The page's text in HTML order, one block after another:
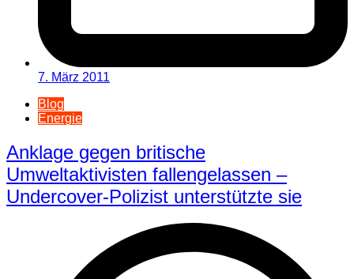
7. März 2011
Blog
Energie
Anklage gegen britische
Umweltaktivisten fallengelassen –
Undercover-Polizist unterstützte sie